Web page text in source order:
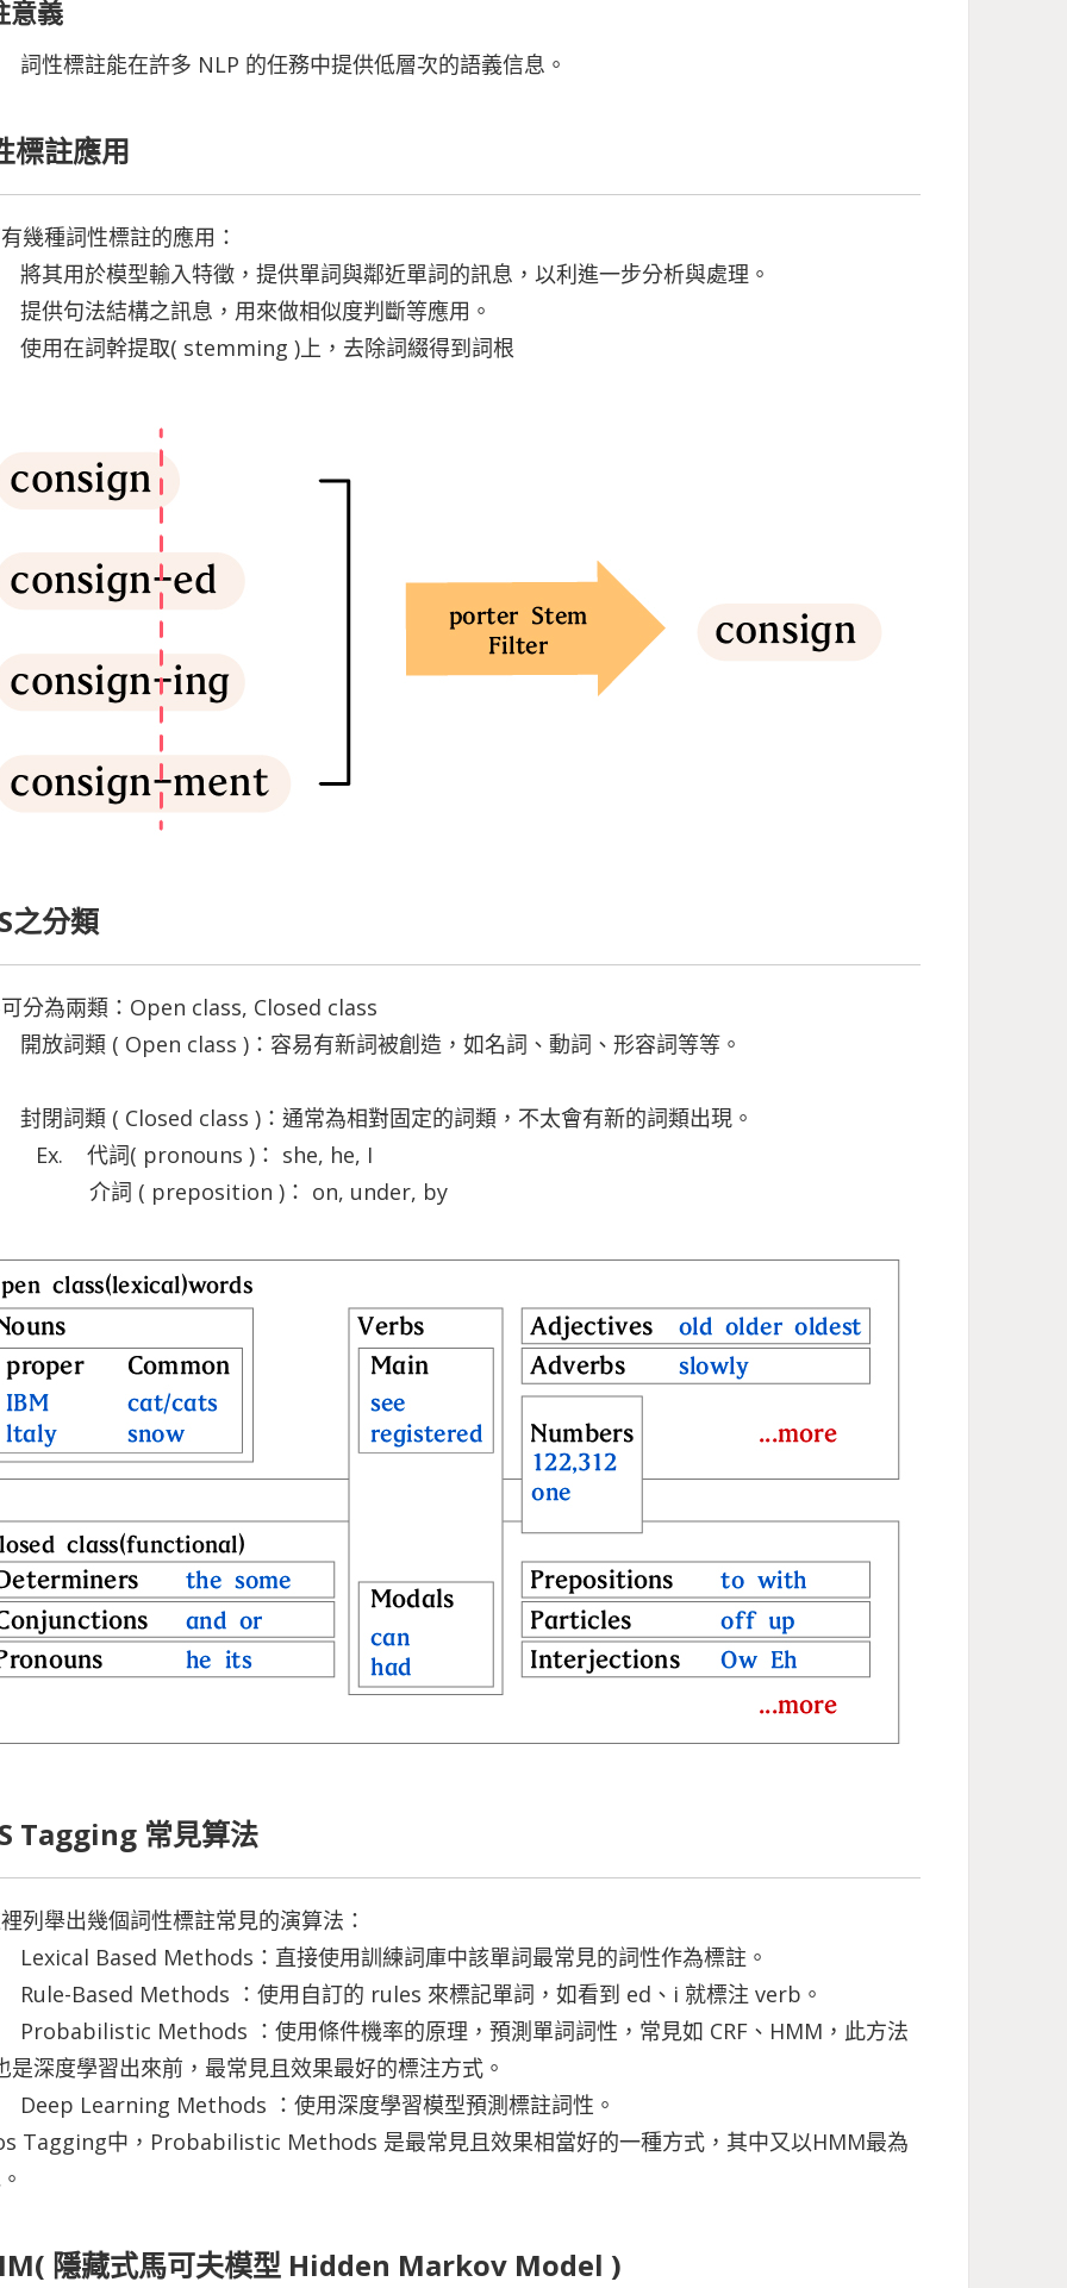
意義
詞性標註能在許多 NLP 的任務中提供低層次的語義信息。
標註應用
幾種詞性標註的應用：
將其用於模型輸入特徵，提供單詞與鄰近單詞的訊息，以利進一步分析與處理。
提供句法結構之訊息，用來做相似度判斷等應用。
使用在詞幹提取( stemming )上，去除詞綴得到詞根
之分類
分為兩類：Open class, Closed class
開放詞類 ( Open class )：容易有新詞被創造，如名詞、動詞、形容詞等等 。
封閉詞類 ( Closed class )：通常為相對固定的詞類，不太會有新的詞類出現。
代詞( pronouns ) ： she, he, I
( preposition ) ： on, under, by
Tagging 常見算法
列舉出幾個詞性標註常見的演算法：
Lexical Based Methods：直接使用訓練詞庫中該單詞最常見的詞性作為標註。
Rule-Based Methods ：使用自訂的 rules 來標記單詞，如看到 ed、i 就標注 verb。
Probabilistic Methods ：使用條件機率的原理，預測單詞詞性，常見如 CRF、HMM，此方法
是深度學習出來前，最常見且效果最好的標注方式。
Deep Learning Methods ：使用深度學習模型預測標註詞性。
Tagging中，Probabilistic Methods 是最常見且效果相當好的一種方式，其中又以HMM最為
隱藏式馬可夫模型 Hidden Markov Model )